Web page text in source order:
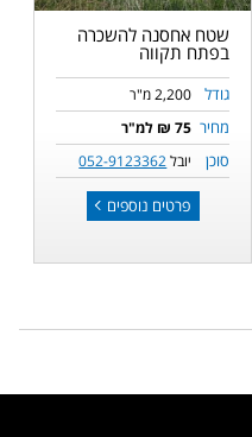
שטח אחסנה להשכרה
בפתח תקווה
גודל 2,200 מ"ר
מחיר 75 ₪ למ"ר
סוכן יובל052-9123362
פרטים נוספים